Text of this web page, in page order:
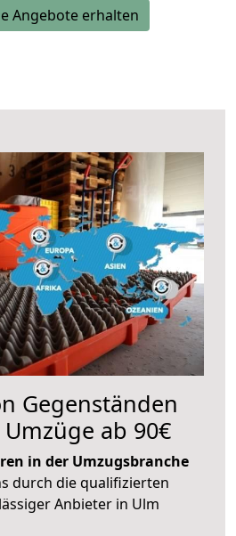
Angebote erhalten
Gegenständen
ab 90€
in der Umzugsbranche
durch die qualifizierten
Anbieter in Ulm